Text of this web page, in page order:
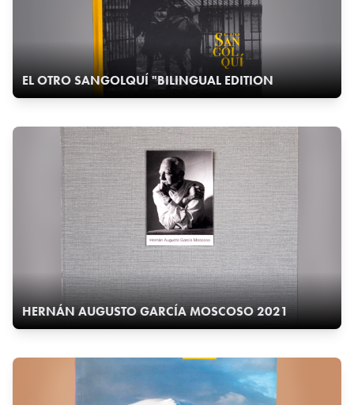
EL OTRO SANGOLQUÍ "BILINGUAL EDITION
HERNÁN AUGUSTO GARCÍA MOSCOSO 2021